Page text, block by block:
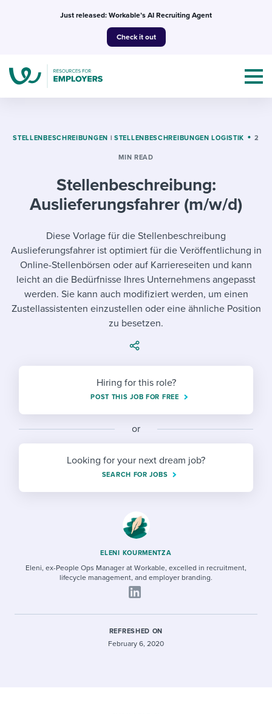
Just released: Workable’s AI Recruiting Agent
Check it out
Mobilizing AI in my work
Evaluating candidates
Working together with others
Ensuring compliance
Finding and attracting people
Digitizing work processes
Candidate/employee experiences
Templates & Guides
I WANT...
Job description templates
Interview question templates
Policy templates
Step-by-step tutorials
Workable Academy
I WANT TO LEARN ABOUT...
Applying for a job
Interview process
Pay & benefits
Career development
Overall career resources
Attend webinars & events
Workable customer stories
Explore Workable
Start a free trial
STELLENBESCHREIBUNGEN | STELLENBESCHREIBUNGEN LOGISTIK 2
MIN READ
Stellenbeschreibung:
Auslieferungsfahrer (m/w/d)
Diese Vorlage für die Stellenbeschreibung
Auslieferungsfahrer ist optimiert für die Veröffentlichung in
Online-Stellenbörsen oder auf Karriereseiten und kann
leicht an die Bedürfnisse Ihres Unternehmens angepasst
werden. Sie kann auch modifiziert werden, um einen
Zustellassistenten einzustellen oder eine ähnliche Position
zu besetzen.
Hiring for this role?
POST THIS JOB FOR FREE
or
Looking for your next dream job?
SEARCH FOR JOBS
ELENI KOURMENTZA
Eleni, ex-People Ops Manager at Workable, excelled in recruitment,
lifecycle management, and employer branding.
REFRESHED ON
February 6, 2020